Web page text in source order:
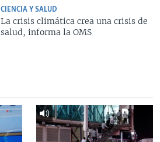
CIENCIA Y SALUD
La crisis climática crea una crisis de
salud, informa la OMS